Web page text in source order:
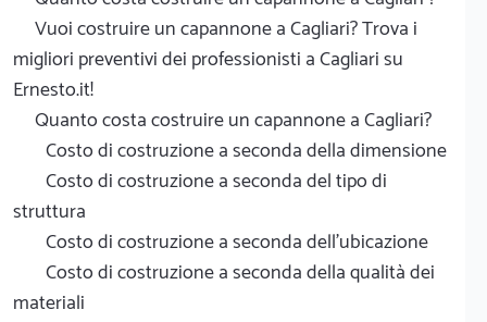
Vuoi costruire un capannone a Cagliari? Trova i
migliori preventivi dei professionisti a Cagliari su
Ernesto.it!
Quanto costa costruire un capannone a Cagliari?
Costo di costruzione a seconda della dimensione
Costo di costruzione a seconda del tipo di
struttura
Costo di costruzione a seconda dell'ubicazione
Costo di costruzione a seconda della qualità dei
materiali